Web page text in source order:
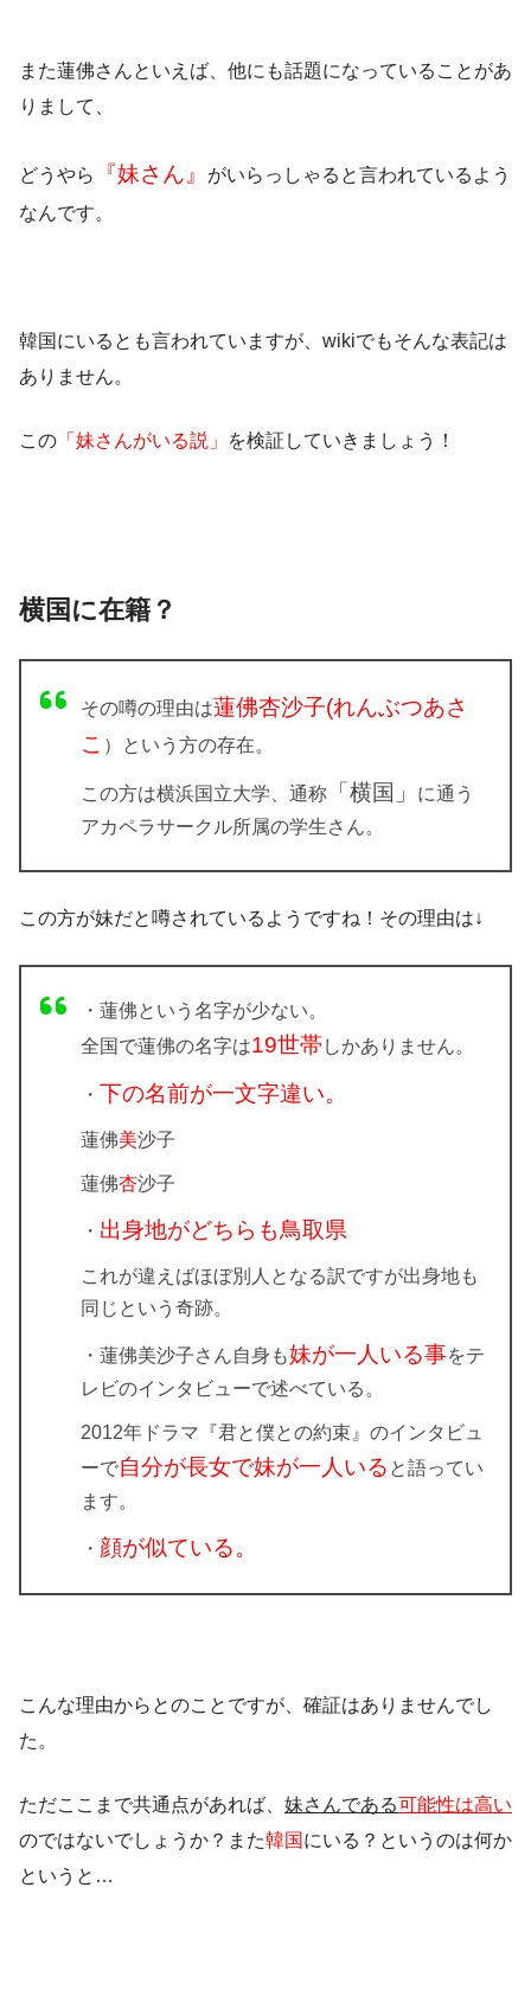
また蓮佛さんといえば、他にも話題になっていることがあ
りまして、
どうやら 『妹さん』
がいらっしゃると言われているよう
なんです。
韓国 にいるとも言われていますが、wikiでもそんな表記は
ありません。
この 「妹さんがいる説」 を検証していきましょう！
横国に在籍？
その噂の理由は蓮佛杏沙子(れんぶつあさ
こ ） という方の存在。
この方は横浜国立大学、通称 「横国」
に通う
アカペラサークル所属の学生さん。
この方が妹だと噂されているようですね！その理由は↓
・蓮佛という名字が少ない。
全国で蓮佛の名字は19世帯 しかありません。
・ 下の名前が一文字違い。
蓮佛美沙子
蓮佛杏沙子
・ 出身地がどちらも鳥取県
これが違えばほぼ別人となる訳ですが出身地も
同じという奇跡。
・蓮佛美沙子さん自身も妹が一人いる事をテ
レビのインタビューで述べている。
2012年ドラマ『君と僕との約束』のインタビュ
ーで自分が長女で妹が一人いる と語ってい
ます。
・ 顔が似ている。
こんな理由からとのことですが、確証はありませんでし
た。
ただここまで共通点があれば、 妹さんである可能性は高い
のではないでしょうか？また韓国にいる？というのは何か
というと…